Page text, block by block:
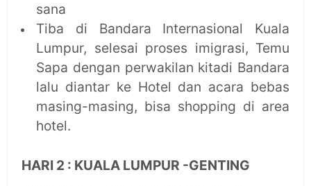
sana
Tiba di Bandara Internasional Kuala
Lumpur, selesai proses imigrasi, Temu
Sapa dengan perwakilan kitadi Bandara
lalu diantar ke Hotel dan acara bebas
masing-masing, bisa shopping di area
hotel.
HARI 2 : KUALA LUMPUR -GENTING